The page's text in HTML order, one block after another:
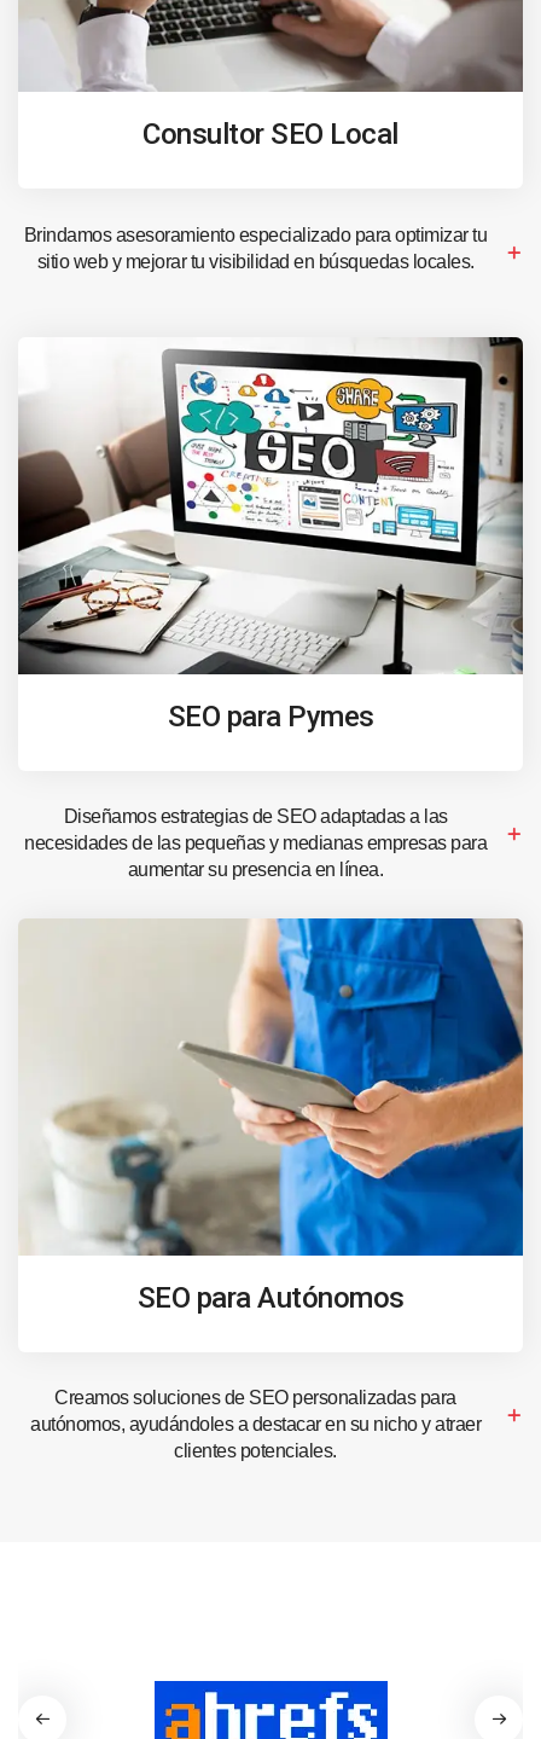
Consultor SEO Local
Brindamos asesoramiento especializado para optimizar tu
sitio web y mejorar tu visibilidad en búsquedas locales.
SEO para Pymes
Diseñamos estrategias de SEO adaptadas a las
necesidades de las pequeñas y medianas empresas para
aumentar su presencia en línea.
SEO para Autónomos
Creamos soluciones de SEO personalizadas para
autónomos, ayudándoles a destacar en su nicho y atraer
clientes potenciales.